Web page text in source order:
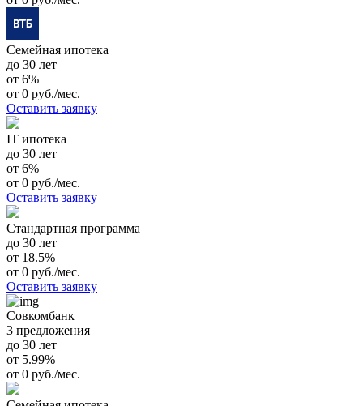
Семейная ипотека
до 30 лет
от 6%
от 0 руб./мес.
Оставить заявку
IT ипотека
до 30 лет
от 6%
от 0 руб./мес.
Оставить заявку
Стандартная программа
до 30 лет
от 18.5%
от 0 руб./мес.
Оставить заявку
Совкомбанк
3 предложения
до 30 лет
от 5.99%
от 0 руб./мес.